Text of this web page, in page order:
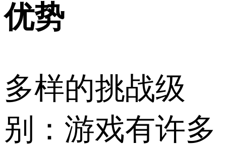
优势
多样的挑战级
别：游戏有许多